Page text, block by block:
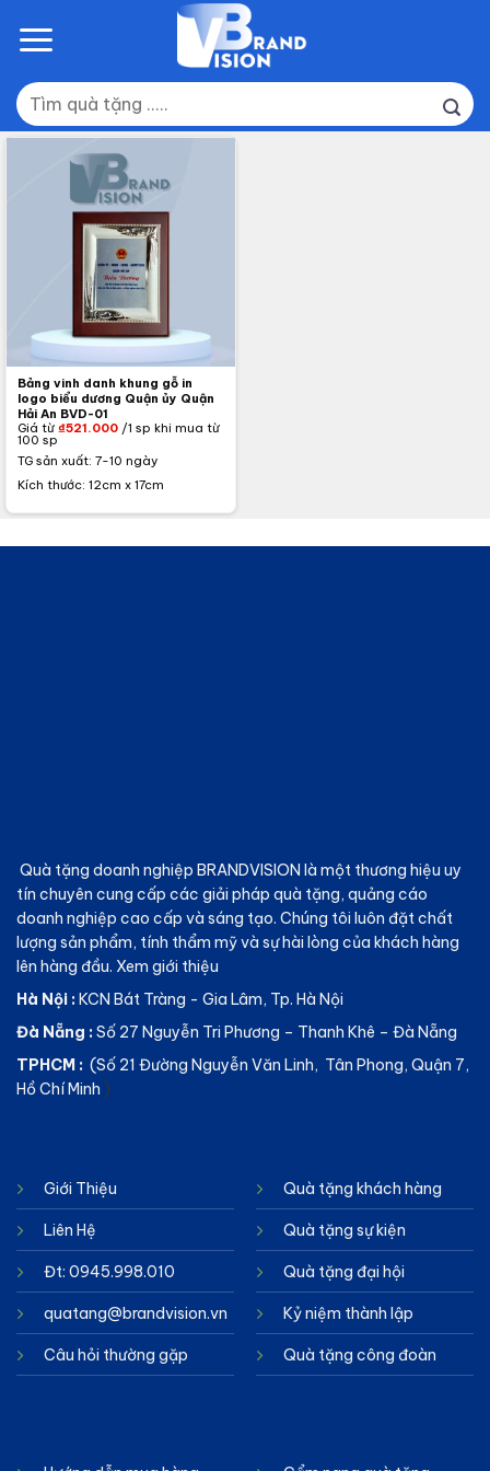
Tìm
kiếm:
Bảng vinh danh khung gỗ in
logo biểu dương Quận ủy Quận
Hải An BVD-01
Giá từ ₫521.000 /1 sp khi mua từ
100 sp
TG sản xuất: 7-10 ngày
Kích thước: 12cm x 17cm
Quà tặng doanh nghiệp BRANDVISION là một thương hiệu uy
tín chuyên cung cấp các giải pháp quà tặng, quảng cáo
doanh nghiệp cao cấp và sáng tạo. Chúng tôi luôn đặt chất
lượng sản phẩm, tính thẩm mỹ và sự hài lòng của khách hàng
lên hàng đầu. Xem giới thiệu
Hà Nội :KCN Bát Tràng - Gia Lâm, Tp. Hà Nội
Đà Nẵng :Số 27 Nguyễn Tri Phương – Thanh Khê – Đà Nẵng
TPHCM : (Số 21 Đường Nguyễn Văn Linh, Tân Phong, Quận 7,
Hồ Chí Minh )
Giới Thiệu
Liên Hệ
Đt: 0945.998.010
quatang@brandvision.vn
Câu hỏi thường gặp
Quà tặng khách hàng
Quà tặng sự kiện
Quà tặng đại hội
Kỷ niệm thành lập
Quà tặng công đoàn